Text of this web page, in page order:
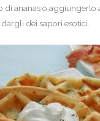
di ananas o aggiungerlo
dei sapori esotici.